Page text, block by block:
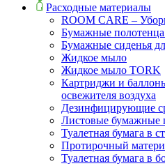
Расходные материалы
ROOM CARE –
Бумажные полотенца
Бумажные сиденья
Жидкое мыло
Жидкое мыло TORK
Картриджи и
освежителя воздуха
Дезинфицирующие
Листовые бумажные
Туалетная бумага в
Протирочный
Туалетная бумага в